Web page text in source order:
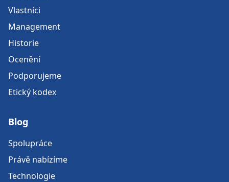
Vlastníci
Management
Historie
Ocenění
Podporujeme
Etický kodex
Blog
Spolupráce
Právě nabízíme
Technologie